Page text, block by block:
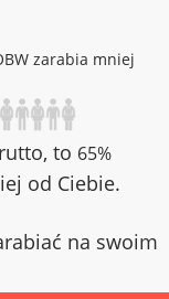
zarabia mniej
to 65%
od Ciebie.
na swoim